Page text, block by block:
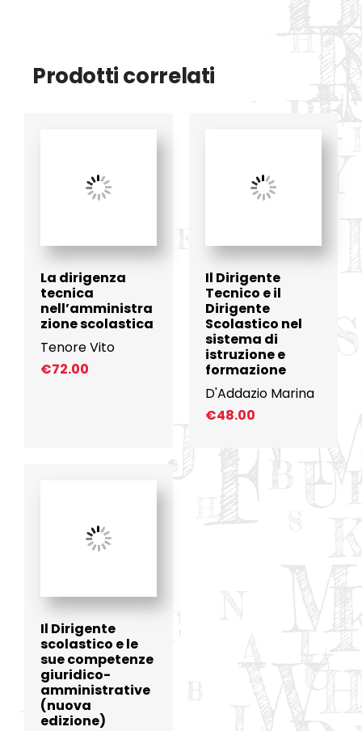
Prodotti correlati
La dirigenza
tecnica
nell’amministra
zione scolastica
Tenore Vito
€72.00
Il Dirigente
Tecnico e il
Dirigente
Scolastico nel
sistema di
istruzione e
formazione
D'Addazio Marina
€48.00
Il Dirigente
scolastico e le
sue competenze
giuridico-
amministrative
(nuova
edizione)